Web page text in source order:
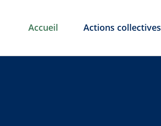
Accueil Actions collectives